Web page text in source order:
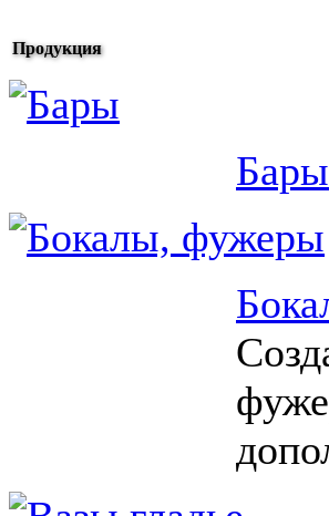
Продукция
Бары